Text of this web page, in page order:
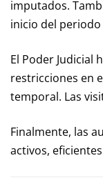
imputados.
inicio del periodo
El Poder
restricciones en
temporal. Las
Finalmente, las
activos,